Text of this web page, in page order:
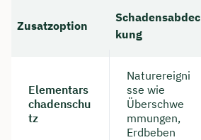
Zusatzoption
Schadensabdec
kung
Elementars
chadenschu
tz
Naturereigni
sse wie
Überschwe
mmungen,
Erdbeben